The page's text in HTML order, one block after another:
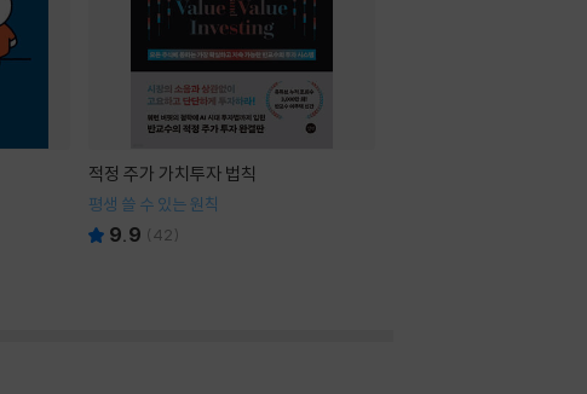
적정 주가 가치투자 법칙
평생 쓸 수 있는 원칙
9.9 (42)